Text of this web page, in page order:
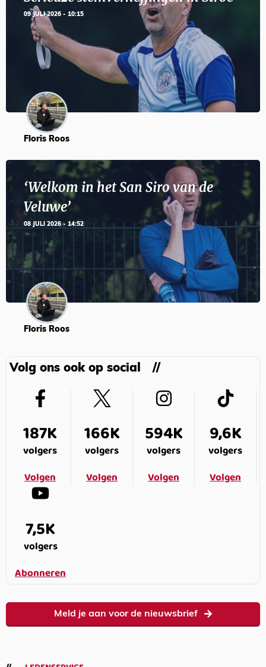
09 JULI 2026 - 10:15
Floris Roos
‘Welkom in het San Siro van de
Veluwe’
08 JULI 2026 - 14:52
Floris Roos
Volg ons ook op social
187K
volgers
Volgen
166K
volgers
Volgen
594K
volgers
Volgen
9,6K
volgers
Volgen
7,5K
volgers
Abonneren
Meld je aan voor de nieuwsbrief